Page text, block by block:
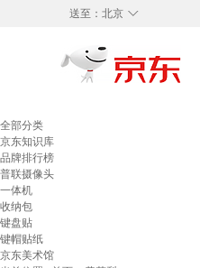
◇
送至： 北京
全部分类
京东知识库
品牌排行榜
普联摄像头
一体机
收纳包
键盘贴
键帽贴纸
京东美术馆